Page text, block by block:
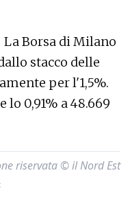
La Borsa di Milano
stacco delle
per l'1,5%.
0,91% a 48.669
riservata © il Nord Est